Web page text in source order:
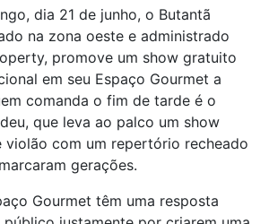
dia 21 de junho, o Butantã
na zona oeste e administrado
promove um show gratuito
em seu Espaço Gourmet a
comanda o fim de tarde é o
que leva ao palco um show
violão com um repertório recheado
gerações.
Gourmet têm uma resposta